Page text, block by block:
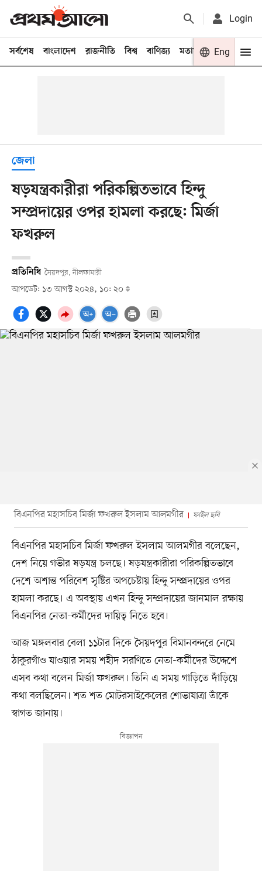
Login
সর্বশেষ বাংলাদেশ রাজনীতি বিশ্ব বাণিজ্য মতামত খেলা
Eng
জেলা
ষড়যন্ত্রকারীরা পরিকল্পিতভাবে হিন্দু
সম্প্রদায়ের ওপর হামলা করছে: মির্জা
ফখরুল
প্রতিনিধি সৈয়দপুর, নীলফামারী
আপডেট: ১৩ আগস্ট ২০২৪, ১০: ২০
বিএনপির মহাসচিব মির্জা ফখরুল ইসলাম আলমগীর ফাইল ছবি
বিএনপির মহাসচিব মির্জা ফখরুল ইসলাম আলমগীর বলেছেন,
দেশ নিয়ে গভীর ষড়যন্ত্র চলছে। ষড়যন্ত্রকারীরা পরিকল্পিতভাবে
দেশে অশান্ত পরিবেশ সৃষ্টির অপচেষ্টায় হিন্দু সম্প্রদায়ের ওপর
হামলা করছে। এ অবস্থায় এখন হিন্দু সম্প্রদায়ের জানমাল রক্ষায়
বিএনপির নেতা-কর্মীদের দায়িত্ব নিতে হবে।
আজ মঙ্গলবার বেলা ১১টার দিকে সৈয়দপুর বিমানবন্দরে নেমে
ঠাকুরগাঁও যাওয়ার সময় শহীদ সরণিতে নেতা-কর্মীদের উদ্দেশে
এসব কথা বলেন মির্জা ফখরুল। তিনি এ সময় গাড়িতে দাঁড়িয়ে
কথা বলছিলেন। শত শত মোটরসাইকেলের শোভাযাত্রা তাঁকে
স্বাগত জানায়।